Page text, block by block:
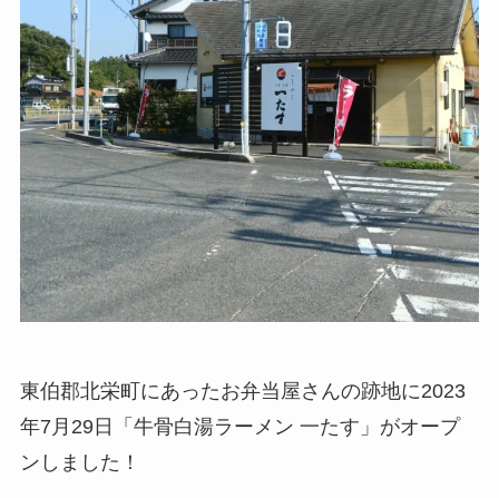
東伯郡北栄町にあったお弁当屋さんの跡地に2023
年7月29日「牛骨白湯ラーメン 一たす」がオープ
ンしました！